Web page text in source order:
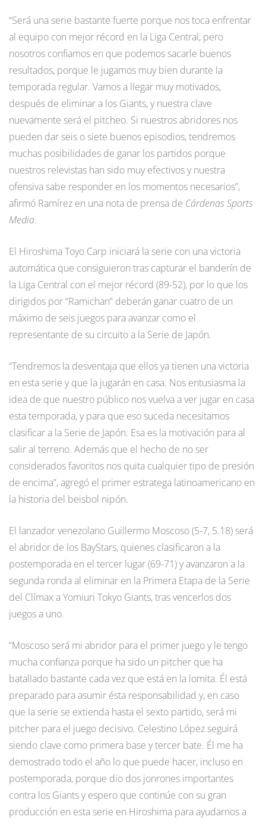
“Será una serie bastante fuerte porque nos toca enfrentar
al equipo con mejor récord en la Liga Central, pero
nosotros confiamos en que podemos sacarle buenos
resultados, porque le jugamos muy bien durante la
temporada regular. Vamos a llegar muy motivados,
después de eliminar a los Giants, y nuestra clave
nuevamente será el pitcheo. Si nuestros abridores nos
pueden dar seis o siete buenos episodios, tendremos
muchas posibilidades de ganar los partidos porque
nuestros relevistas han sido muy efectivos y nuestra
ofensiva sabe responder en los momentos necesarios”,
afirmó Ramírez en una nota de prensa de Cárdenas Sports
Media.
El Hiroshima Toyo Carp iniciará la serie con una victoria
automática que consiguieron tras capturar el banderín de
la Liga Central con el mejor récord (89-52), por lo que los
dirigidos por “Ramichan” deberán ganar cuatro de un
máximo de seis juegos para avanzar como el
representante de su circuito a la Serie de Japón.
“Tendremos la desventaja que ellos ya tienen una victoria
en esta serie y que la jugarán en casa. Nos entusiasma la
idea de que nuestro público nos vuelva a ver jugar en casa
esta temporada, y para que eso suceda necesitamos
clasificar a la Serie de Japón. Esa es la motivación para al
salir al terreno. Además que el hecho de no ser
considerados favoritos nos quita cualquier tipo de presión
de encima”, agregó el primer estratega latinoamericano en
la historia del beisbol nipón.
El lanzador venezolano Guillermo Moscoso (5-7, 5.18) será
el abridor de los BayStars, quienes clasificaron a la
postemporada en el tercer lugar (69-71) y avanzaron a la
segunda ronda al eliminar en la Primera Etapa de la Serie
del Clímax a Yomiuri Tokyo Giants, tras vencerlos dos
juegos a uno.
“Moscoso será mi abridor para el primer juego y le tengo
mucha confianza porque ha sido un pitcher que ha
batallado bastante cada vez que está en la lomita. Él está
preparado para asumir ésta responsabilidad y, en caso
que la serie se extienda hasta el sexto partido, será mi
pitcher para el juego decisivo. Celestino López seguirá
siendo clave como primera base y tercer bate. Él me ha
demostrado todo el año lo que puede hacer, incluso en
postemporada, porque dio dos jonrones importantes
contra los Giants y espero que continúe con su gran
producción en esta serie en Hiroshima para ayudarnos a